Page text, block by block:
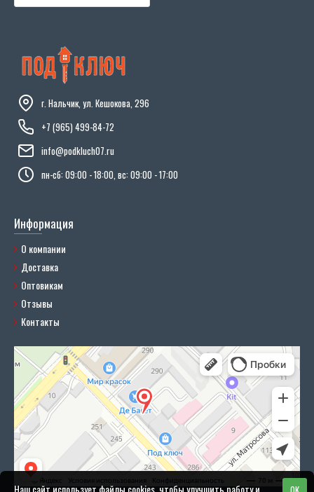
г. Нальчик, ул. Кешокова, 296
+7 (965) 499-84-72
info@podkluch07.ru
пн-сб: 09:00 - 18:00, вс: 09:00 - 17:00
Информация
О компании
Доставка
Оптовикам
Отзывы
Контакты
Наш сайт использует файлы cookies, чтобы улучшить работу и